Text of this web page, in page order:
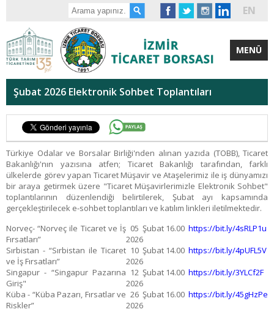
EN
MENÜ
Şubat 2026 Elektronik Sohbet Toplantıları
Türkiye Odalar ve Borsalar Birliği'nden alınan yazıda (TOBB), Ticaret
Bakanlığı'nın yazısına atfen; Ticaret Bakanlığı tarafından, farklı
ülkelerde görev yapan Ticaret Müşavir ve Ataşelerimiz ile iş dünyamızı
bir araya getirmek üzere "Ticaret Müşavirlerimizle Elektronik Sohbet"
toplantılarının düzenlendiği belirtilerek, Şubat ayı kapsamında
gerçekleştirilecek e-sohbet toplantıları ve katılım linkleri iletilmektedir.
Norveç- “Norveç ile Ticaret ve İş
Fırsatları”
05 Şubat
2026
16.00 https://bit.ly/4sRLP1u
Sırbistan - “Sırbistan ile Ticaret
ve İş Fırsatları”
10 Şubat
2026
14.00 https://bit.ly/4pUFL5V
Singapur - “Singapur Pazarına
Giriş"
12 Şubat
2026
14.00 https://bit.ly/3YLCf2F
Küba - “Küba Pazarı, Fırsatlar ve
Riskler”
26 Şubat
2026
16.00 https://bit.ly/45gHzPe